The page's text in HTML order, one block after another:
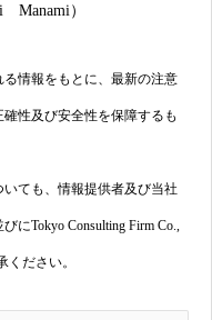
）
情報をもとに、最新の注意
性及び安全性を保障するも
ても、情報提供者及び当社
にTokyo Consulting Firm Co.,
ください。